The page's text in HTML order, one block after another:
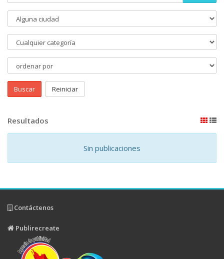
Buscar Reiniciar
Resultados
Sin publicaciones
Contáctenos
Publirecreate